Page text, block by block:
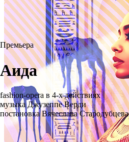
Премьера
Аида
fashion-opera в 4-х действиях
музыка Джузеппе Верди
постановка Вячеслава Стародубцева